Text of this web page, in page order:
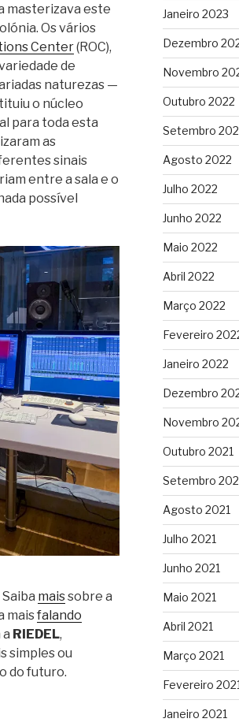
masterizava este
Os vários
Center(ROC),
de
naturezas —
o núcleo
para toda esta
as
sinais
entre a sala e o
possível
Saiba maissobre a
maisfalando
RIEDEL,
simples ou
do futuro.
Janeiro 2023
Dezembro
Novembro
Outubro 2022
Setembro
Agosto 2022
Julho 2022
Junho 2022
Maio 2022
Abril 2022
Março 2022
Fevereiro
Janeiro 2022
Dezembro
Novembro
Outubro 2021
Setembro
Agosto 2021
Julho 2021
Junho 2021
Maio 2021
Abril 2021
Março 2021
Fevereiro
Janeiro 2021